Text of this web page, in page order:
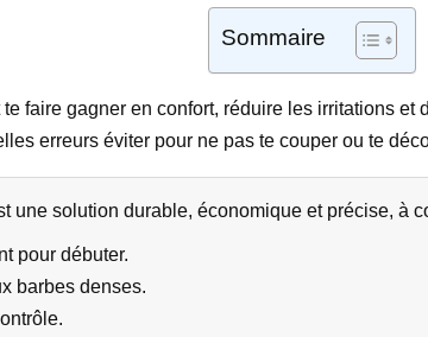
Sommaire
faire gagner en confort, réduire les irritations
erreurs éviter pour ne pas te couper ou te
une solution durable, économique et précise, à
pour débuter.
barbes denses.